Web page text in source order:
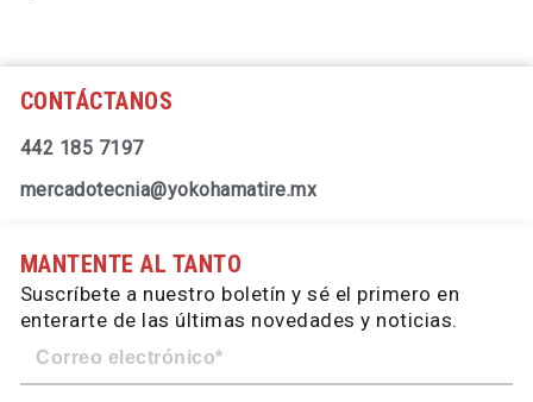
CONTÁCTANOS
442 185 7197
mercadotecnia@yokohamatire.mx
MANTENTE AL TANTO
Suscríbete a nuestro boletín y sé el primero en
enterarte de las últimas novedades y noticias.